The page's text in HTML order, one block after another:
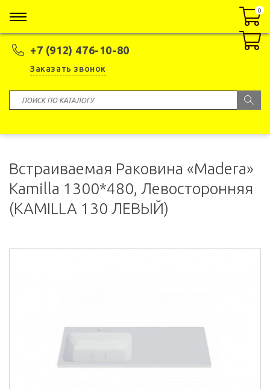
+7 (912) 476-10-80
Заказать звонок
0
0
Встраиваемая Раковина «Madera»
Kamilla 1300*480, Левосторонняя
(KAMILLA 130 ЛЕВЫЙ)